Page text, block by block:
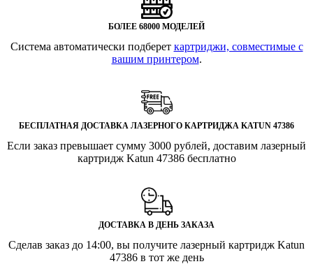
БОЛЕЕ 68000 МОДЕЛЕЙ
Система автоматически подберет картриджи, совместимые с
вашим принтером.
БЕСПЛАТНАЯ ДОСТАВКА ЛАЗЕРНОГО КАРТРИДЖА KATUN 47386
Если заказ превышает сумму 3000 рублей, доставим лазерный
картридж Katun 47386 бесплатно
ДОСТАВКА В ДЕНЬ ЗАКАЗА
Сделав заказ до 14:00, вы получите лазерный картридж Katun
47386 в тот же день